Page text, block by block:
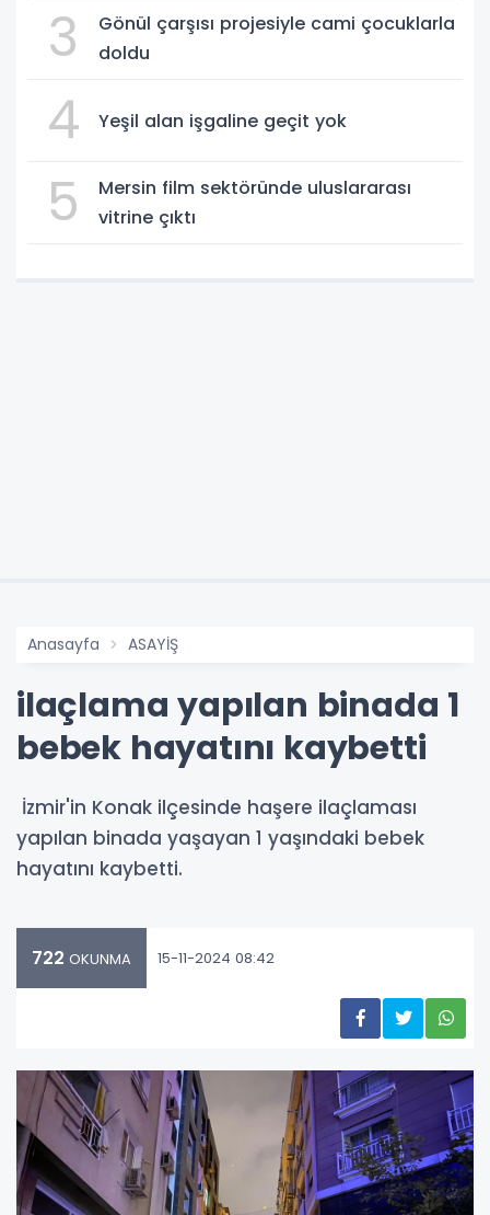
3
Gönül çarşısı projesiyle cami çocuklarla
doldu
4 Yeşil alan işgaline geçit yok
5
Mersin film sektöründe uluslararası
vitrine çıktı
Anasayfa ASAYİŞ
ilaçlama yapılan binada 1
bebek hayatını kaybetti
İzmir'in Konak ilçesinde haşere ilaçlaması
yapılan binada yaşayan 1 yaşındaki bebek
hayatını kaybetti.
722 OKUNMA 15-11-2024 08:42